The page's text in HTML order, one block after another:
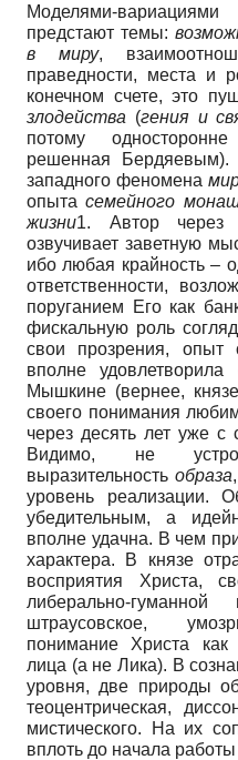
Моделями-
предстают темы:
в миру,
праведности, места и
конечном счете, это
злодейства (гения и
потому
решенная Бердяевым).
западного феномена
опытасемейного
жизни1. Автор через
озвучивает заветную
ибо любая крайность –
ответственности,
поруганием Его как
фискальную роль
свои прозрения, опыт
вполне
Мышкине (вернее,
своего понимания
через десять лет уже с
Видимо, не
выразительность образа
уровень реализации.
убедительным, а
вполне удачна. В чем
характера. В князе
восприятия Христа,
либерально-
штраусовское,
понимание Христа как
лица (а не Лика). В
уровня, две природы
теоцентрическая,
мистического. На их
вплоть до начала